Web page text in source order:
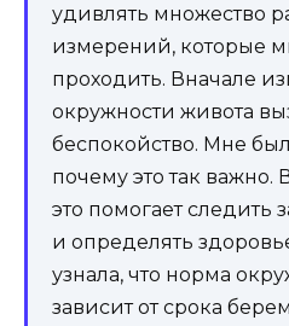
удивлять множество
измерений, которые
проходить. Вначале
окружности живота
беспокойство. Мне
почему это так важно.
это помогает следить
и определять
узнала, что норма
зависит от срока